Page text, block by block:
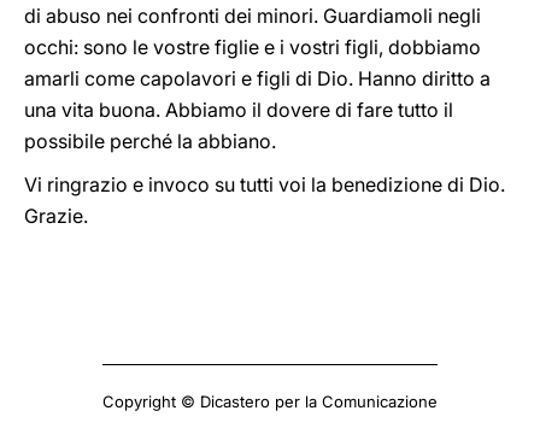
di abuso nei confronti dei minori. Guardiamoli negli
occhi: sono le vostre figlie e i vostri figli, dobbiamo
amarli come capolavori e figli di Dio. Hanno diritto a
una vita buona. Abbiamo il dovere di fare tutto il
possibile perché la abbiano.
Vi ringrazio e invoco su tutti voi la benedizione di Dio.
Grazie.
Copyright © Dicastero per la Comunicazione